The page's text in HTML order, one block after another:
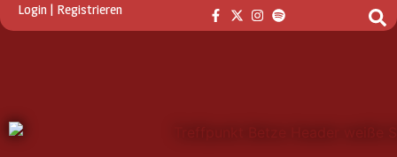
Login | Registrieren